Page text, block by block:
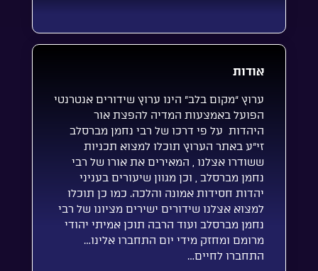
אודות
ערוץ “מקום בלב” הינו ערוץ שידורים אנטרנטי
הפועל באמצעות המדיה להפצת אור
היהדות על פי דרכו של רבי נחמן מברסלב
זי”ע באתר הערוץ תוכלו למצוא תכניות
ששודרו אצלנו , המאירים את אורו של רבי
נחמן מברסלב , וכן מגוון שיעורים בעניני
יהדות חסידות אמונה והלכה. כמו כן תוכלו
למצוא אצלנו שידורים ישירים מציונו של רבי
נחמן מברסלב ועוד הרבה תוכן אמיתי יהודי
מרומם ומחזק מידי יום התחברו אלינו…
התחברו לחיים…